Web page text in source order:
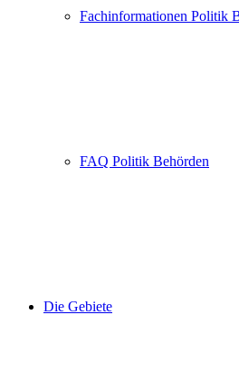
Fachinformationen Politik
FAQ Politik Behörden
Die Gebiete